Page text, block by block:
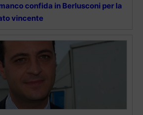
confida in Berlusconi per la
vincente